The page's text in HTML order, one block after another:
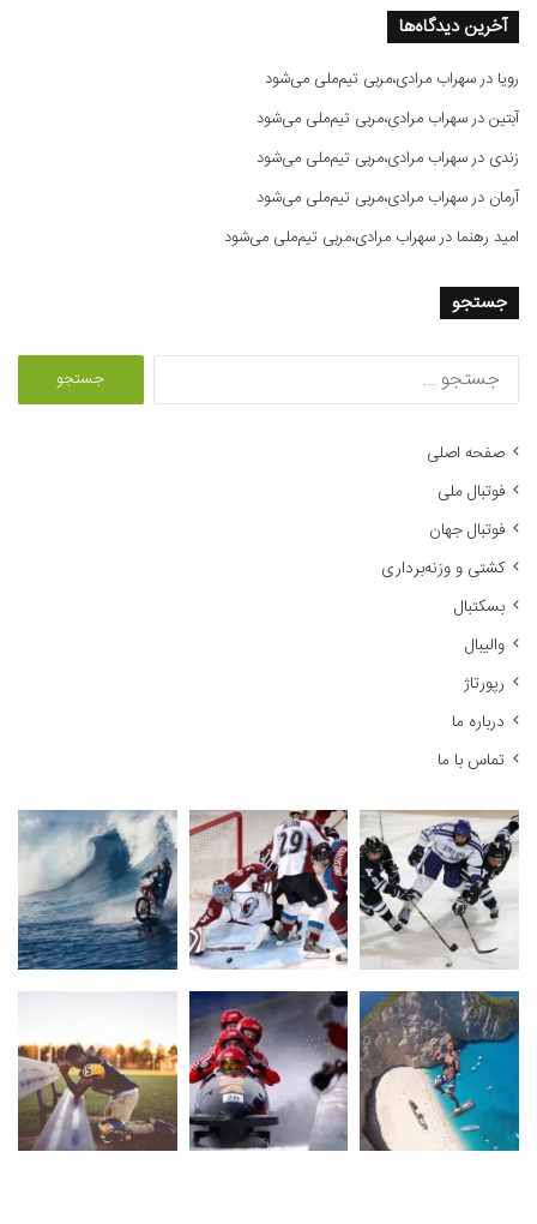
آخرین دیدگاه‌ها
رویا درسهراب مرادی،مربی تیم‌ملی می‌شود
آبتیندرسهراب مرادی،مربی تیم‌ملی می‌شود
زندی درسهراب مرادی،مربی تیم‌ملی می‌شود
آرمان درسهراب مرادی،مربی تیم‌ملی می‌شود
امید رهنما درسهراب مرادی،مربی تیم‌ملی می‌شود
جستجو
صفحه اصلی
فوتبال ملی
فوتبال جهان
کشتی و وزنه‌برداری
بسکتبال
والیبال
رپورتاژ
درباره ما
تماس با ما